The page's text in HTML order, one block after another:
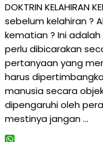
DOKTRIN KELAHIRAN
sebelum kelahiran ?
kematian ? Ini
perlu dibicarakan
pertanyaan yang
harus
manusia secara
dipengaruhi oleh
mestinya jangan …